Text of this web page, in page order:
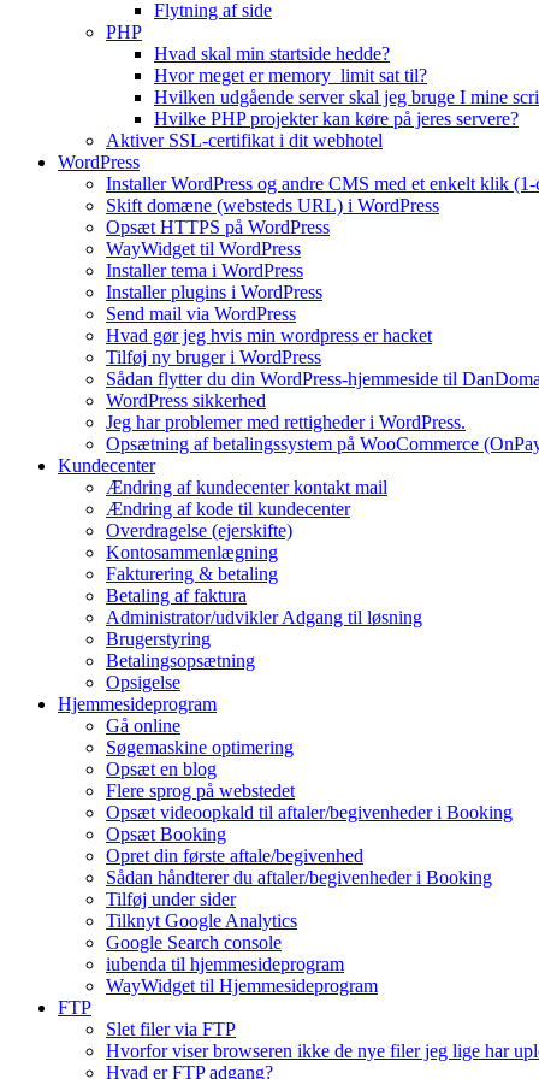
Flytning af side
PHP
Hvad skal min startside hedde?
Hvor meget er memory_limit sat til?
Hvilken udgående server skal jeg bruge I mine
Hvilke PHP projekter kan køre på jeres servere?
Aktiver SSL-certifikat i dit webhotel
WordPress
Installer WordPress og andre CMS med et enkelt klik
Skift domæne (websteds URL) i WordPress
Opsæt HTTPS på WordPress
WayWidget til WordPress
Installer tema i WordPress
Installer plugins i WordPress
Send mail via WordPress
Hvad gør jeg hvis min wordpress er hacket
Tilføj ny bruger i WordPress
Sådan flytter du din WordPress-hjemmeside til
WordPress sikkerhed
Jeg har problemer med rettigheder i WordPress.
Opsætning af betalingssystem på WooCommerce
Kundecenter
Ændring af kundecenter kontakt mail
Ændring af kode til kundecenter
Overdragelse (ejerskifte)
Kontosammenlægning
Fakturering & betaling
Betaling af faktura
Administrator/udvikler Adgang til løsning
Brugerstyring
Betalingsopsætning
Opsigelse
Hjemmesideprogram
Gå online
Søgemaskine optimering
Opsæt en blog
Flere sprog på webstedet
Opsæt videoopkald til aftaler/begivenheder i Booking
Opsæt Booking
Opret din første aftale/begivenhed
Sådan håndterer du aftaler/begivenheder i Booking
Tilføj under sider
Tilknyt Google Analytics
Google Search console
iubenda til hjemmesideprogram
WayWidget til Hjemmesideprogram
FTP
Slet filer via FTP
Hvorfor viser browseren ikke de nye filer jeg lige har
Hvad er FTP adgang?